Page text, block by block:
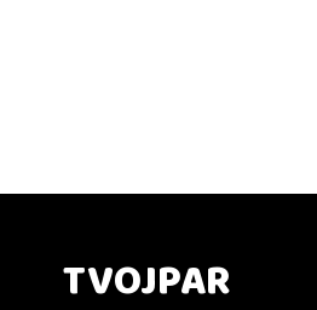
TVOJPAR